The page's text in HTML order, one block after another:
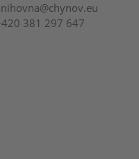
381 297 647